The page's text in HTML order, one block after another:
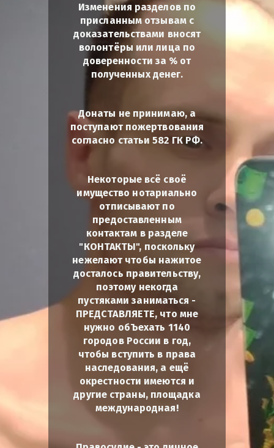
Изменения разделов по
присланным отзывам с
доказательствами вносят
волонтёры или лица по
доверенности за % от
полученных денег.
Донаты не принимаю, а
поступают пожертвования
согласно статьи 582 ГК РФ.
Некоторые всё своё
имущество нотариально
отписывают по
предоставленным
контактам в разделе
"КОНТАКТЫ", поскольку
нежелают чтобы нажитое
досталось правительству,
поэтому некогда
пустяками заниматься -
ПРЕДСТАВЛЯЕТЕ, что мне
нужно обЪехать 1140
городов России в год,
чтобы вступить в права
наследования, а ещё
окрестности имеются и
другие страны, площадка
международная!